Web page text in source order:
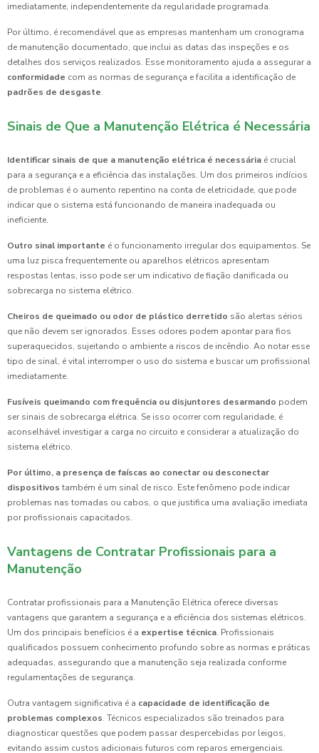
imediatamente, independentemente da regularidade programada.
Por último, é recomendável que as empresas mantenham um cronograma
de manutenção documentado, que inclui as datas das inspeções e os
detalhes dos serviços realizados. Esse monitoramento ajuda a assegurar a
conformidade com as normas de segurança e facilita a identificação de
padrões de desgaste.
Sinais de Que a Manutenção Elétrica é Necessária
Identificar sinais de que a manutenção elétrica é necessária é crucial
para a segurança e a eficiência das instalações. Um dos primeiros indícios
de problemas é o aumento repentino na conta de eletricidade, que pode
indicar que o sistema está funcionando de maneira inadequada ou
ineficiente.
Outro sinal importante é o funcionamento irregular dos equipamentos. Se
uma luz pisca frequentemente ou aparelhos elétricos apresentam
respostas lentas, isso pode ser um indicativo de fiação danificada ou
sobrecarga no sistema elétrico.
Cheiros de queimado ou odor de plástico derretido são alertas sérios
que não devem ser ignorados. Esses odores podem apontar para fios
superaquecidos, sujeitando o ambiente a riscos de incêndio. Ao notar esse
tipo de sinal, é vital interromper o uso do sistema e buscar um profissional
imediatamente.
Fusíveis queimando com frequência ou disjuntores desarmando podem
ser sinais de sobrecarga elétrica. Se isso ocorrer com regularidade, é
aconselhável investigar a carga no circuito e considerar a atualização do
sistema elétrico.
Por último, a presença de faíscas ao conectar ou desconectar
dispositivos também é um sinal de risco. Este fenômeno pode indicar
problemas nas tomadas ou cabos, o que justifica uma avaliação imediata
por profissionais capacitados.
Vantagens de Contratar Profissionais para a
Manutenção
Contratar profissionais para a Manutenção Elétrica oferece diversas
vantagens que garantem a segurança e a eficiência dos sistemas elétricos.
Um dos principais benefícios é a expertise técnica. Profissionais
qualificados possuem conhecimento profundo sobre as normas e práticas
adequadas, assegurando que a manutenção seja realizada conforme
regulamentações de segurança.
Outra vantagem significativa é a capacidade de identificação de
problemas complexos. Técnicos especializados são treinados para
diagnosticar questões que podem passar despercebidas por leigos,
evitando assim custos adicionais futuros com reparos emergenciais.